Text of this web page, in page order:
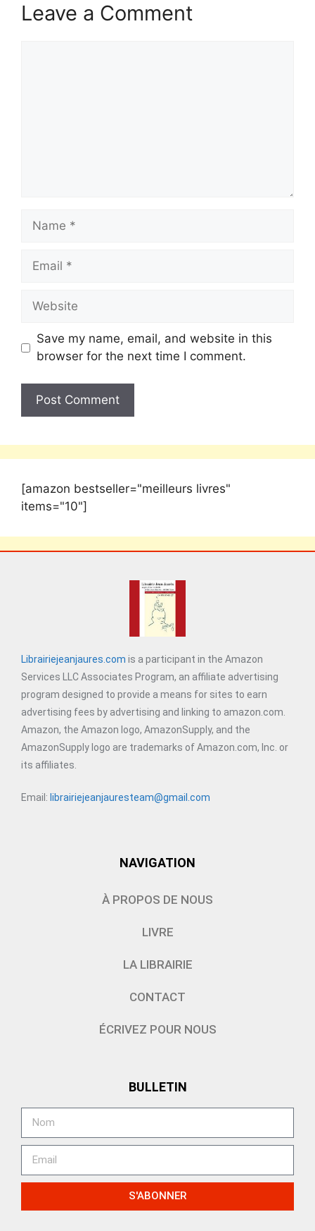
Leave a Comment
Save my name, email, and website in this
browser for the next time I comment.
[amazon bestseller="meilleurs livres"
items="10"]
Librairiejeanjaures.com is a participant in the Amazon
Services LLC Associates Program, an affiliate advertising
program designed to provide a means for sites to earn
advertising fees by advertising and linking to amazon.com.
Amazon, the Amazon logo, AmazonSupply, and the
AmazonSupply logo are trademarks of Amazon.com, Inc. or
its affiliates.
Email: librairiejeanjauresteam@gmail.com
NAVIGATION
À PROPOS DE NOUS
LIVRE
LA LIBRAIRIE
CONTACT
ÉCRIVEZ POUR NOUS
BULLETIN
S'ABONNER